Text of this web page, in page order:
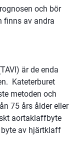
och bör
finns av andra
är de enda
Kateterburet
metoden och
75 års ålder eller
aortaklaffbyte
av hjärtklaff